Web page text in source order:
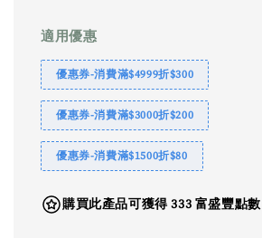
適用優惠
優惠券-消費滿$4999折$300
優惠券-消費滿$3000折$200
優惠券-消費滿$1500折$80
購買此產品可獲得 333 富盛豐點數